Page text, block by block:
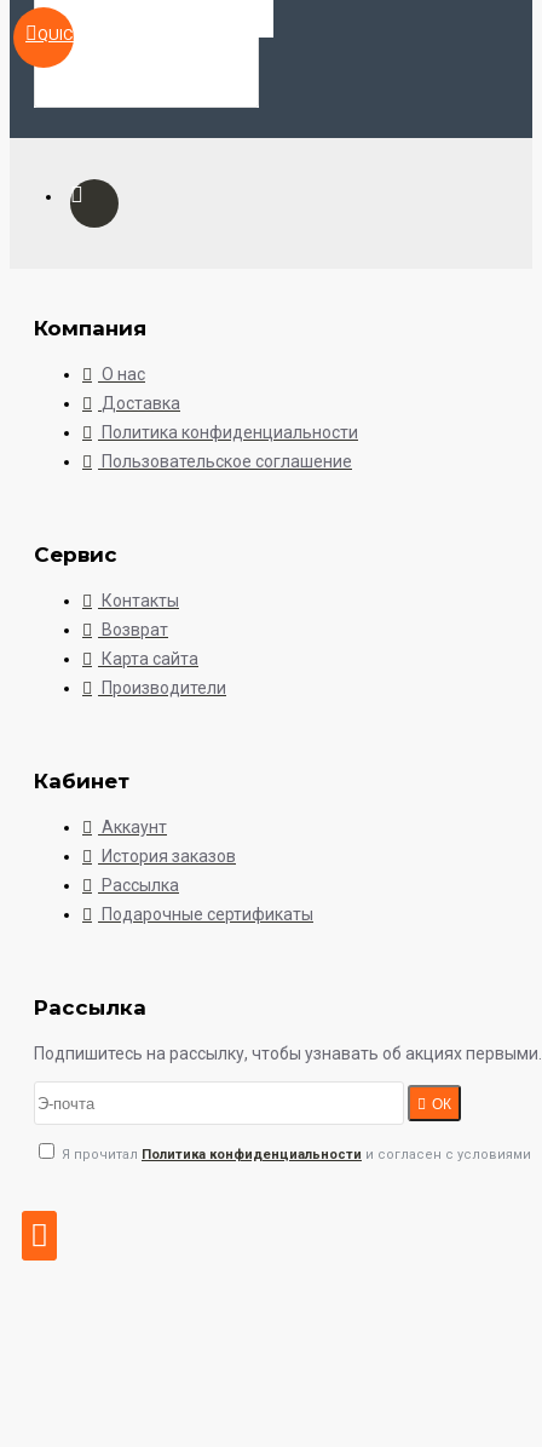
QUICKVIEW
Компания
О нас
Доставка
Политика конфиденциальности
Пользовательское соглашение
Сервис
Контакты
Возврат
Карта сайта
Производители
Кабинет
Аккаунт
История заказов
Рассылка
Подарочные сертификаты
Рассылка
Подпишитесь на рассылку, чтобы узнавать об акциях первыми.
ОК
Я прочитал Политика конфиденциальности и согласен с условиями